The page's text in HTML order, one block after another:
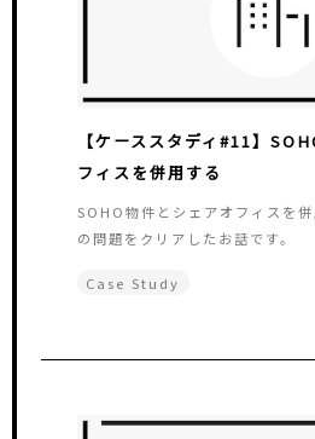
【ケーススタディ#11】
フィスを併用する
SOHO物件とシェアオフィスを
の問題をクリアしたお話です。
Case Study